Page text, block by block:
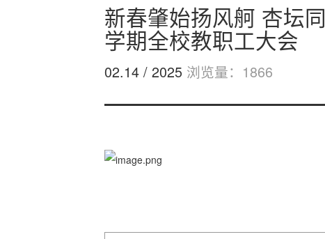
新春肇始扬风舸 杏坛
学期全校教职工大会
02.14 / 2025 浏览量：1866